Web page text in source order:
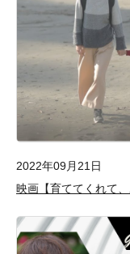
2022年09月21日
映画【育ててくれて